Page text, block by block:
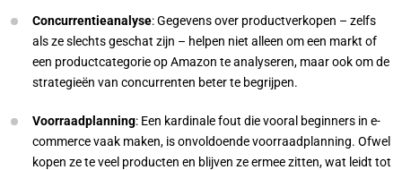
Concurrentieanalyse: Gegevens over productverkopen – zelfs
als ze slechts geschat zijn – helpen niet alleen om een markt of
een productcategorie op Amazon te analyseren, maar ook om de
strategieën van concurrenten beter te begrijpen.
Voorraadplanning: Een kardinale fout die vooral beginners in e-
commerce vaak maken, is onvoldoende voorraadplanning. Ofwel
kopen ze te veel producten en blijven ze ermee zitten, wat leidt tot